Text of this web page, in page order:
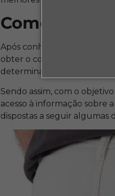
Como
Após conhecer a
obter o conhecimento
determinações e dicas
Sendo assim, com o
acesso à informação sobre
dispostas a seguir algumas